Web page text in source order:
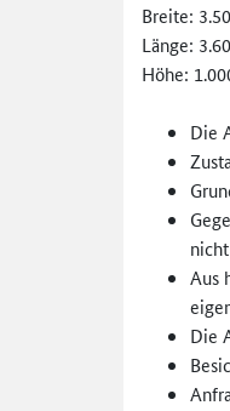
Breite:
Länge:
Höhe:
Die
Aus
Die